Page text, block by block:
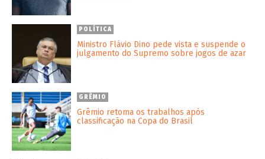
POLÍTICA
Ministro Flávio Dino pede vista e suspende o
julgamento do Supremo sobre jogos de azar
GRÊMIO
Grêmio retoma os trabalhos após
classificação na Copa do Brasil